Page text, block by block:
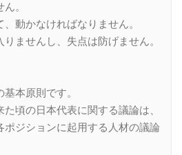
。
動かなければなりません。
ませんし、失点は防げません。
本原則です。
頃の日本代表に関する議論は、
ポジションに起用する人材の議論